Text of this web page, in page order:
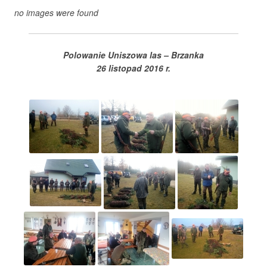
no images were found
Polowanie Uniszowa las – Brzanka
26 listopad 2016 r.